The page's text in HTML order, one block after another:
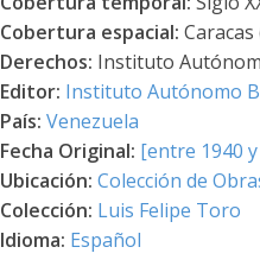
Cobertura espacial:
Derechos: Instituto
Editor: Instituto Autónomo
País: Venezuela
Fecha Original: [entre 1940
Ubicación: Colección de
Colección: Luis Felipe Toro
Idioma: Español